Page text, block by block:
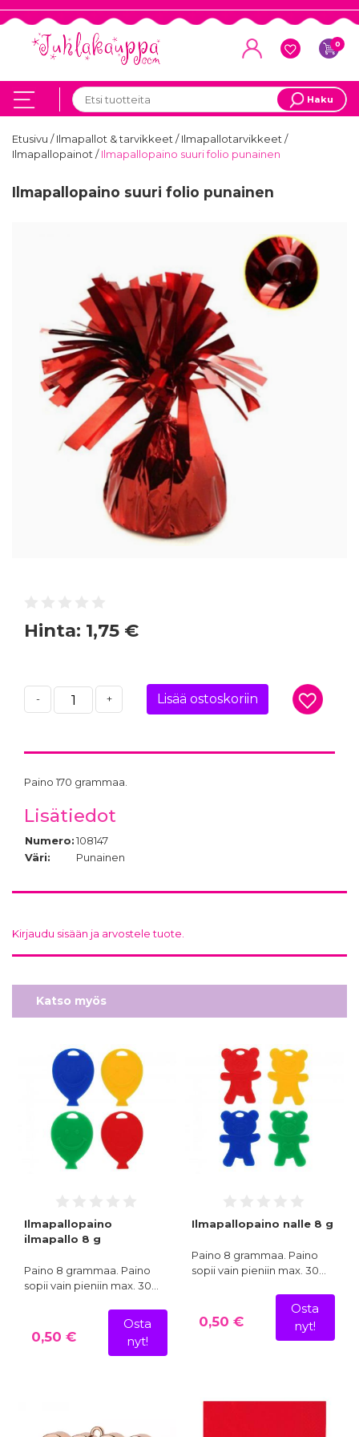
0
Haku
Etusivu /Ilmapallot & tarvikkeet/Ilmapallotarvikkeet/
Ilmapallopainot/Ilmapallopaino suuri folio punainen
Ilmapallopaino suuri folio punainen
Hinta: 1,75 €
- + Lisää ostoskoriin
Paino 170 grammaa.
Lisätiedot
Numero:108147
Väri:
Punainen
Kirjaudu sisään ja arvostele tuote.
Katso myös
Ilmapallopaino
ilmapallo 8 g
Paino 8 grammaa. Paino
sopii vain pieniin max. 30…
0,50 €
Osta
nyt!
Ilmapallopaino nalle 8 g
Paino 8 grammaa. Paino
sopii vain pieniin max. 30…
0,50 €
Osta
nyt!